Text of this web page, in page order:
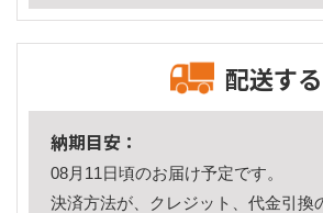
配送する
納期目安：
08月11日頃のお届け予定です。
決済方法が、クレジット、代金引換